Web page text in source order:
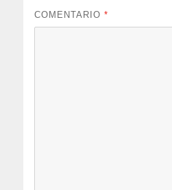
COMENTARIO*